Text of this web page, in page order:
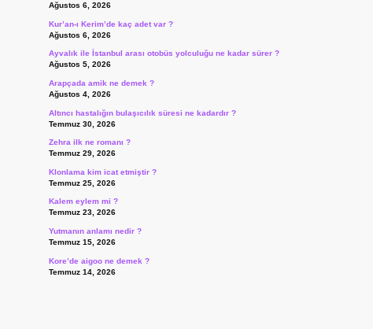
Ağustos 6, 2026
Kur’an-ı Kerim’de kaç adet var ?
Ağustos 6, 2026
Ayvalık ile İstanbul arası otobüs yolculuğu ne kadar sürer ?
Ağustos 5, 2026
Arapçada amik ne demek ?
Ağustos 4, 2026
Altıncı hastalığın bulaşıcılık süresi ne kadardır ?
Temmuz 30, 2026
Zehra ilk ne romanı ?
Temmuz 29, 2026
Klonlama kim icat etmiştir ?
Temmuz 25, 2026
Kalem eylem mi ?
Temmuz 23, 2026
Yutmanın anlamı nedir ?
Temmuz 15, 2026
Kore’de aigoo ne demek ?
Temmuz 14, 2026